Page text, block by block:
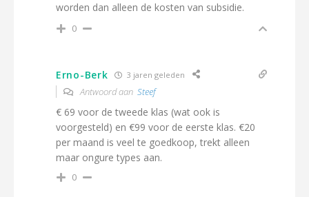
worden dan alleen de kosten van subsidie.
0
Erno-Berk 3 jaren geleden
Antwoord aan Steef
€ 69 voor de tweede klas (wat ook is
voorgesteld) en €99 voor de eerste klas. €20
per maand is veel te goedkoop, trekt alleen
maar ongure types aan.
0